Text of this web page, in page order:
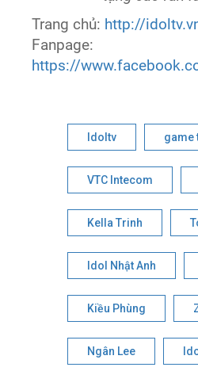
Trang chủ: http://
Fanpage:
https://
Idoltv game
VTC Intecom
Kella Trinh
Idol Nhật Anh
Kiều Phùng
Ngân Lee